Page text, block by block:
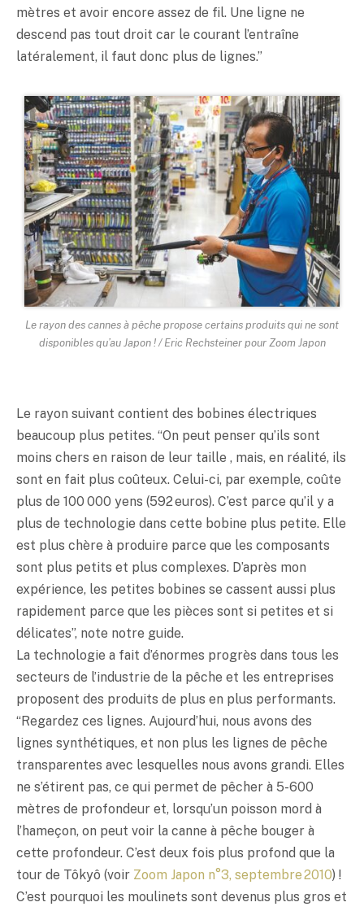
mètres et avoir encore assez de fil. Une ligne ne
descend pas tout droit car le courant l’entraîne
latéralement, il faut donc plus de lignes.”
Le rayon des cannes à pêche propose certains produits qui ne sont
disponibles qu’au Japon ! / Eric Rechsteiner pour Zoom Japon
Le rayon suivant contient des bobines électriques
beaucoup plus petites. “On peut penser qu’ils sont
moins chers en raison de leur taille , mais, en réalité, ils
sont en fait plus coûteux. Celui-ci, par exemple, coûte
plus de 100 000 yens (592 euros). C’est parce qu’il y a
plus de technologie dans cette bobine plus petite. Elle
est plus chère à produire parce que les composants
sont plus petits et plus complexes. D’après mon
expérience, les petites bobines se cassent aussi plus
rapidement parce que les pièces sont si petites et si
délicates”, note notre guide.
La technologie a fait d’énormes progrès dans tous les
secteurs de l’industrie de la pêche et les entreprises
proposent des produits de plus en plus performants.
“Regardez ces lignes. Aujourd’hui, nous avons des
lignes synthétiques, et non plus les lignes de pêche
transparentes avec lesquelles nous avons grandi. Elles
ne s’étirent pas, ce qui permet de pêcher à 5-600
mètres de profondeur et, lorsqu’un poisson mord à
l’hameçon, on peut voir la canne à pêche bouger à
cette profondeur. C’est deux fois plus profond que la
tour de Tôkyô (voir Zoom Japon n°3, septembre 2010) !
C’est pourquoi les moulinets sont devenus plus gros et